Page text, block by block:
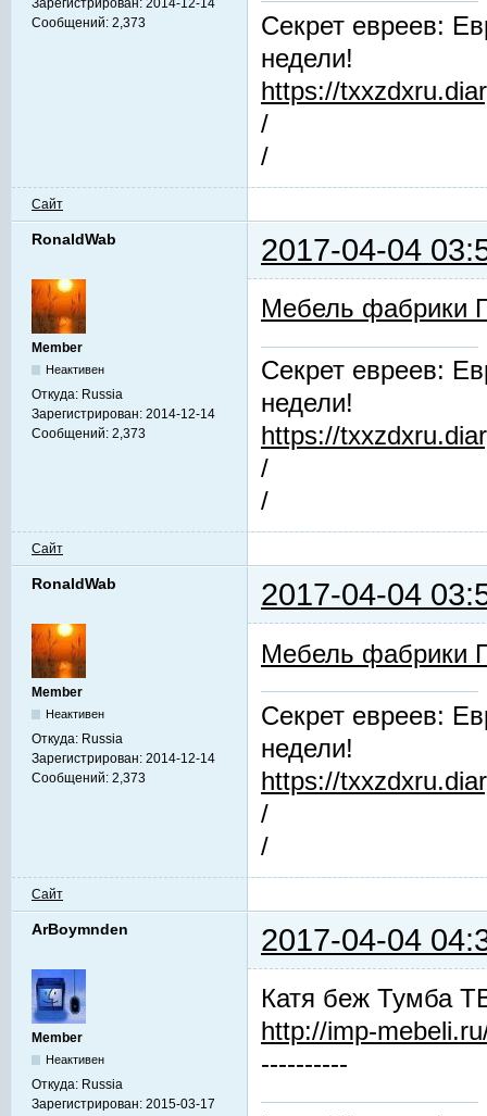
Зарегистрирован: 2014-12-14
Сообщений: 2,373
Секрет евреев:
недели!
https://
/
/
Сайт
RonaldWab 2017-04-04
Member
Неактивен
Откуда: Russia
Зарегистрирован: 2014-12-14
Сообщений: 2,373
Мебель фабрики
Секрет евреев:
недели!
https://
/
/
Сайт
RonaldWab 2017-04-04
Member
Неактивен
Откуда: Russia
Зарегистрирован: 2014-12-14
Сообщений: 2,373
Мебель фабрики
Секрет евреев:
недели!
https://
/
/
Сайт
ArBoymnden 2017-04-04
Member
Неактивен
Откуда: Russia
Зарегистрирован: 2015-03-17
Катя беж Тумба
http://imp-
----------